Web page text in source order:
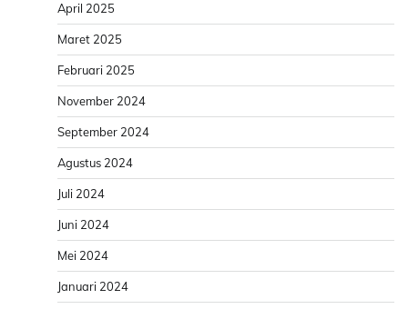
April 2025
Maret 2025
Februari 2025
November 2024
September 2024
Agustus 2024
Juli 2024
Juni 2024
Mei 2024
Januari 2024